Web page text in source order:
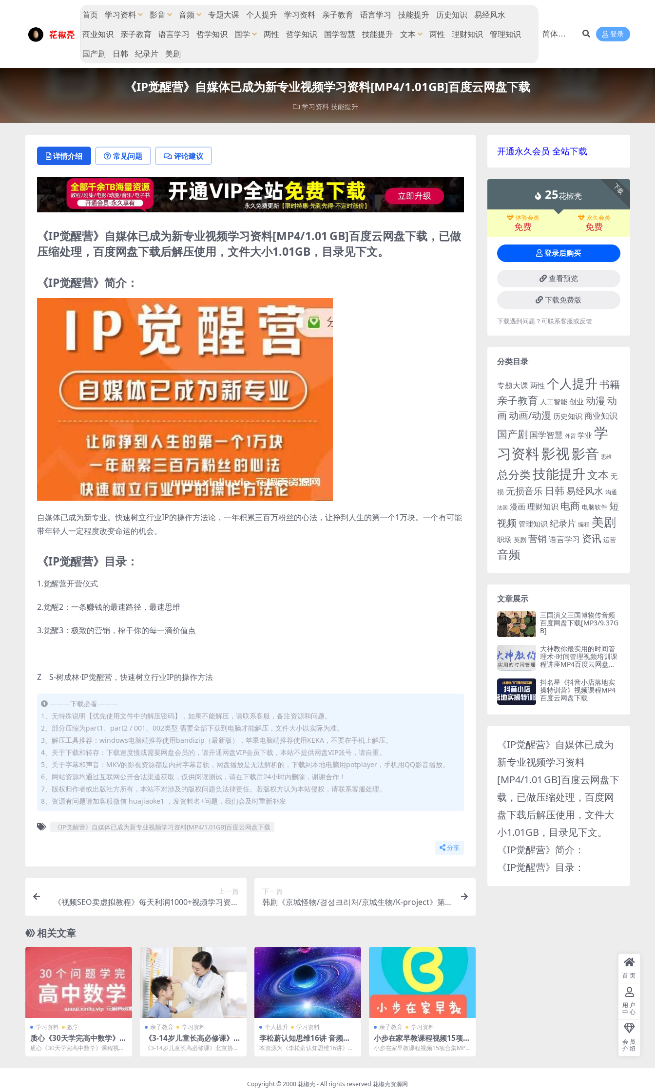
首页 学习资料 影音 音频 专题大课 个人提升 学习资料 亲子教育 语言学习 技能提升 历史知识
易经风水
商业知识
亲子教育 语言学习 哲学知识 国学 两性 哲学知识 国学智慧 技能提升 文本 两性 理财知识
管理知识
国产剧
日韩 纪录片 美剧
登录
《IP觉醒营》自媒体已成为新专业视频学习资料[MP4/1.01GB]百度云网盘下载
学习资料 技能提升
详情介绍 常见问题 评论建议
《IP觉醒营》自媒体已成为新专业视频学习资料[MP4/1.01 GB]百度云网盘下载，已做
压缩处理，百度网盘下载后解压使用，文件大小1.01GB，目录见下文。
《IP觉醒营》简介：
自媒体已成为新专业。快速树立行业IP的操作方法论，一年积累三百万粉丝的心法，让挣到人生的第一个1万块。一个有可能
带年轻人一定程度改变命运的机会。
《IP觉醒营》目录：
1.觉醒营开营仪式
2.觉醒2：一条赚钱的最速路径，最速思维
3.觉醒3：极致的营销，榨干你的每一滴价值点
Z S-树成林·IP觉醒营，快速树立行业IP的操作方法
———下载必看———
1、无特殊说明【优先使用文件中的解压密码】，如果不能解压，请联系客服，备注资源和问题。
2、部分压缩为part1、part2 / 001、002类型 需要全部下载到电脑才能解压，文件大小以实际为准。
3、解压工具推荐：windows电脑端推荐使用bandizip（最新版），苹果电脑端推荐使用KEKA，不要在手机上解压。
4、关于下载和转存：下载速度慢或需要网盘会员的，请开通网盘VIP会员下载，本站不提供网盘VIP账号，请自重。
5、关于字幕和声音：MKV的影视资源都是内封字幕音轨，网盘播放是无法解析的，下载到本地电脑用potplayer，手机用QQ影音播放。
6、网站资源均通过互联网公开合法渠道获取，仅供阅读测试，请在下载后24小时内删除，谢谢合作！
7、版权归作者或出版社方所有，本站不对涉及的版权问题负法律责任。若版权方认为本站侵权，请联系客服处理。
8、资源有问题请加客服微信 huajiaoke1 ，发资料名+问题，我们会及时重新补发
《IP觉醒营》自媒体已成为新专业视频学习资料[MP4/1.01GB]百度云网盘下载
分享
上一篇
《视频SEO卖虚拟教程》每天利润1000+视频学习资料
下一篇
韩剧《京城怪物/경성크리처/京城生物/K-project》第一
相关文章
学习资料 数学
质心《30天学完高中数学》课
程视频教学-百度云网盘下载
质心《30天学完高中数学》课程视频
亲子教育 学习资料
《3-14岁儿童长高必修课》北
京协和医院教授潘慧[MP4/7G
《3-14岁儿童长高必修课》北京协和
个人提升 学习资料
李松蔚认知思维16讲 音频课
程合集百度云网盘资源分享下
本资源为《李松蔚认知思维16讲》音
亲子教育 学习资料
小步在家早教课程视频15项合
集MP4/MP3/PDF/23G亲子
小步在家早教课程视频15项合集MP4/
开通永久会员 全站下载
下载
25花椒壳
体验会员
免费
永久会员
免费
登录后购买
查看预览
下载免费版
下载遇到问题？可联系客服或反馈
分类目录
专题大课 两性 个人提升书籍
亲子教育 人工智能 创业 动漫 动
画动画/动漫 历史知识 商业知识
国产剧 国学智慧 外贸 学业 学
习资料影视影音 思维
总分类技能提升文本 无
损 无损音乐 日韩 易经风水 沟通
法国 漫画理财知识 电商 电脑软件 短
视频 管理知识 纪录片 编程 美剧
职场 英剧 营销 语言学习 资讯 运营
音频
文章展示
三国演义三国博物传音频
百度网盘下载[MP3/9.37G
B]
大神教你最实用的时间管
理术-时间管理视频培训课
程讲座MP4百度云网盘下
抖名星《抖音小店落地实
操特训营》视频课程MP4
百度云网盘下载
《IP觉醒营》自媒体已成为
新专业视频学习资料
[MP4/1.01 GB]百度云网盘下
载，已做压缩处理，百度网
盘下载后解压使用，文件大
小1.01GB，目录见下文。
《IP觉醒营》简介：
《IP觉醒营》目录：
Copyright © 2000 花椒壳 - All rights reserved 花椒壳资源网
首页
用户
中心
会员
介绍